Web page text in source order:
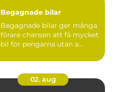
Begagnade bilar
Begagnade bilar ger många
förare chansen att få mycket
bil för pengarna utan a...
02. aug